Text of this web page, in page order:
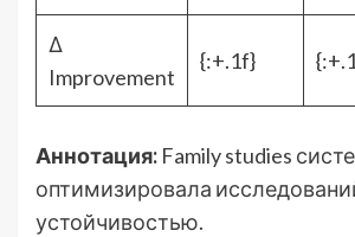
Δ
Improvement
{:+.1f}
Аннотация: Family studies
оптимизировала
устойчивостью.